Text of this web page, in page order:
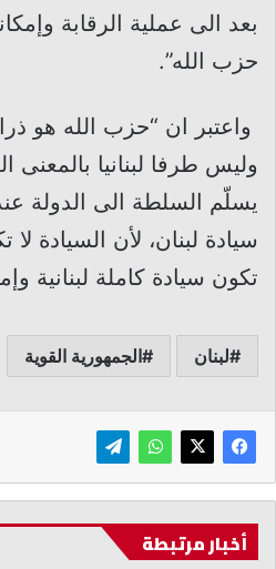
بعد الى عملية الرقابة
حزب الله”.
واعتبر ان “حزب الله هو
وليس طرفا لبنانيا
يسلّم السلطة الى الدولة
سيادة لبنان، لأن السيادة لا
تكون سيادة كاملة لبنانية
لبنان الجمهورية القوية
أخبار مرتبطة